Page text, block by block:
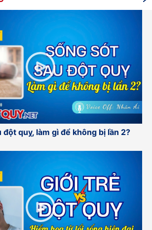
đột quỵ, làm gì để không bị lần 2?